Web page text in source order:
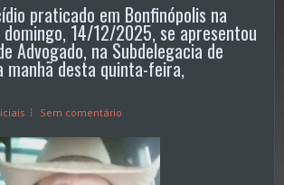
praticado em Bonfinópolis na
14/12/2025, se apresentou
Advogado, na Subdelegacia de
manhã desta quinta-feira,
Sem comentário